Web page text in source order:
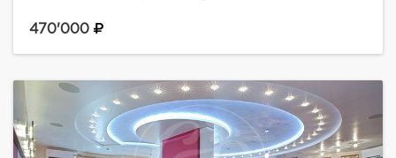
производителей. Функциональная планировка:
470'000